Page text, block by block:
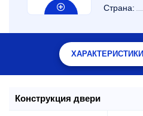
Страна:
ХАРАКТЕРИСТИКИ
Конструкция двери